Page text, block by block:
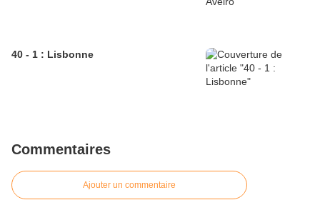
40 - 1 : Lisbonne
Commentaires
Ajouter un commentaire